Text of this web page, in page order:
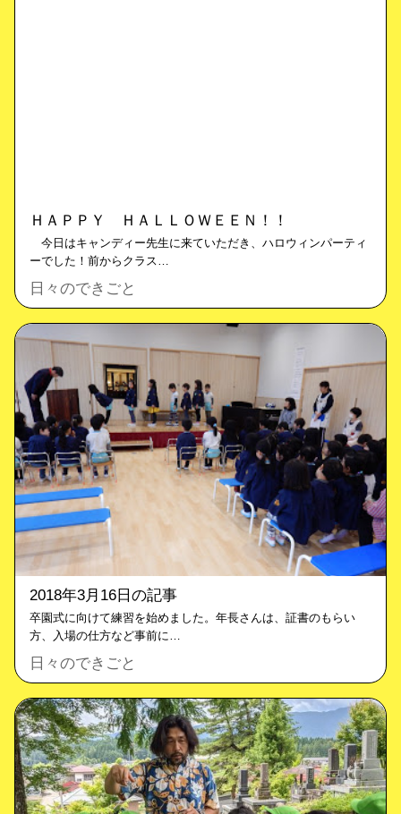
ＨＡＰＰＹ ＨＡＬＬＯＷＥＥＮ！！
今日はキャンディー先生に来ていただき、ハロウィンパーティ
ーでした！前からクラス…
日々のできごと
2018年3月16日の記事
卒園式に向けて練習を始めました。年長さんは、証書のもらい
方、入場の仕方など事前に…
日々のできごと